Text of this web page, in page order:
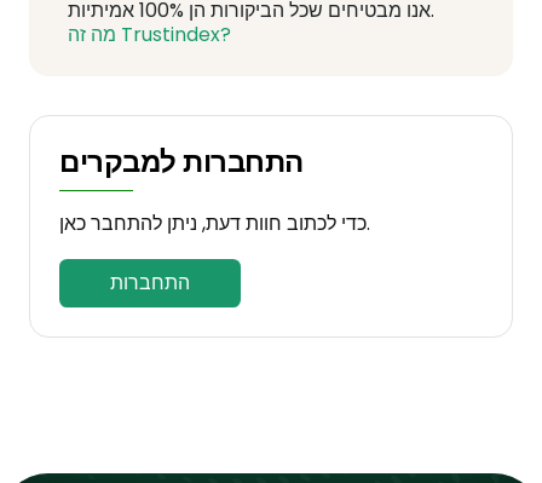
אנו מבטיחים שכל הביקורות הן 100% אמיתיות.
מה זה Trustindex?
התחברות למבקרים
כדי לכתוב חוות דעת, ניתן להתחבר כאן.
התחברות